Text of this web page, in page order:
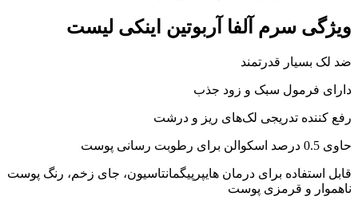
ویژگی سرم آلفا آربوتین اینکی لیست
ضد لک بسیار قدرتمند
دارای فرمول سبک و زود جذب
رفع کننده تدریجی لک‌های ریز و درشت
حاوی 0.5 درصد اسکوالن برای رطوبت رسانی پوست
قابل استفاده برای درمان هایپرپیگمانتاسیون، جای زخم، رنگ پوست
ناهموار و قرمزی پوست